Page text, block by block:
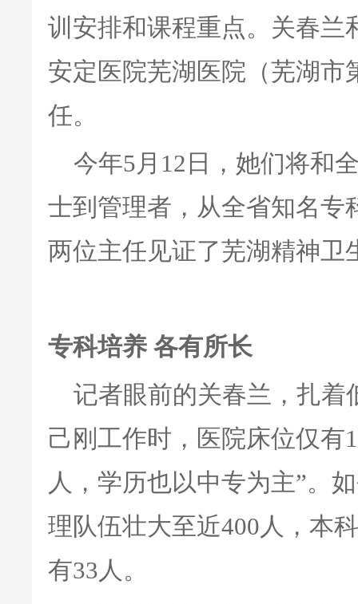
训安排和课程重点。关春兰
安定医院芜湖医院（芜湖市
任。
今年5月12日，她们将和
士到管理者，从全省知名专
两位主任见证了芜湖精神卫
专科培养 各有所长
记者眼前的关春兰，扎着
己刚工作时，医院床位仅有
人，学历也以中专为主”。
理队伍壮大至近400人，本
有33人。